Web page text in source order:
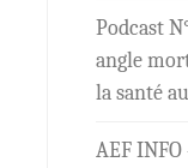
Podcast
angle
la santé
AEF